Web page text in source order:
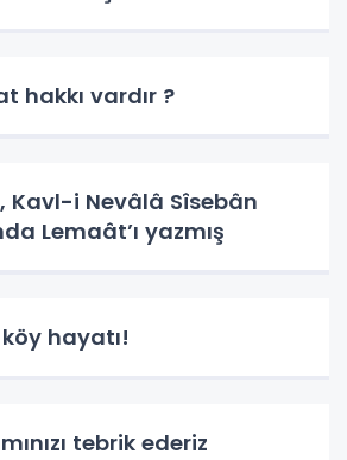
hakkı vardır ?
Kavl-i Nevâlâ Sîsebân
Lemaât’ı yazmış
hayatı!
tebrik ederiz